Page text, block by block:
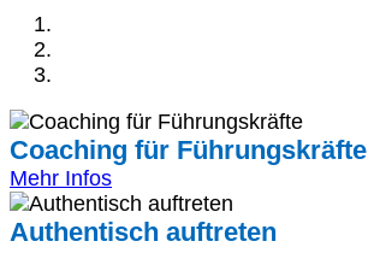
Coaching für Führungskräfte
Mehr Infos
Authentisch auftreten